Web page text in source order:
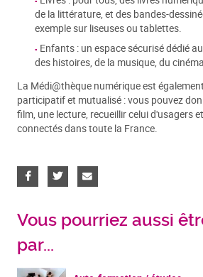
de la littérature, et des bandes-
exemple sur liseuses ou tablettes.
Enfants : un espace sécurisé dédié
des histoires, de la musique, du
La Médi@thèque numérique est
participatif et mutualisé : vous pouvez
film, une lecture, recueillir celui d'usagers
connectés dans toute la France.
Vous pourriez aussi
par...